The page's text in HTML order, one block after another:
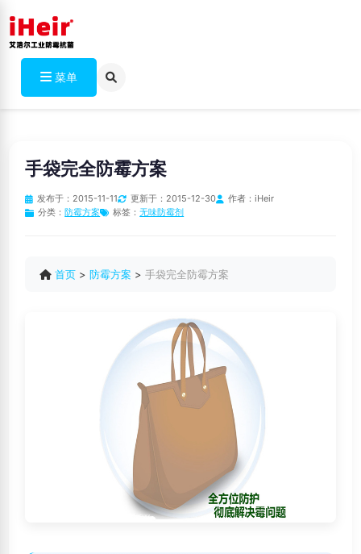
菜单
手袋完全防霉方案
发布于： 2015-11-11 更新于： 2015-12-30 作者：iHeir
分类：防霉方案 标签：无味防霉剂
首页 >防霉方案 >手袋完全防霉方案